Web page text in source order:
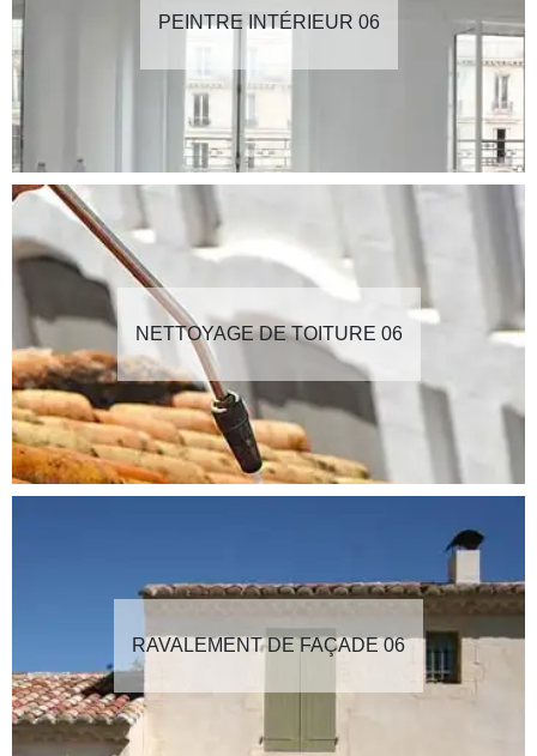
PEINTRE INTÉRIEUR 06
NETTOYAGE DE TOITURE 06
RAVALEMENT DE FAÇADE 06